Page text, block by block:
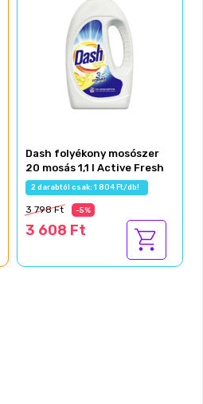
Dash folyékony mosószer
20 mosás 1,1 l Active Fresh
2 darabtól csak: 1 804 Ft/db!
3 798 Ft -5%
3 608 Ft